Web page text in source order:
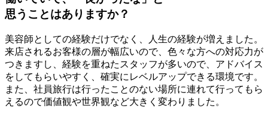
思うことはありますか？
美容師としての経験だけでなく、人生の経験が増えました。
来店されるお客様の層が幅広いので、色々な方への対応力が
つきますし、経験を重ねたスタッフが多いので、アドバイス
をしてもらいやすく、確実にレベルアップできる環境です。
また、社員旅行は行ったことのない場所に連れて行ってもら
えるので価値観や世界観など大きく変わりました。